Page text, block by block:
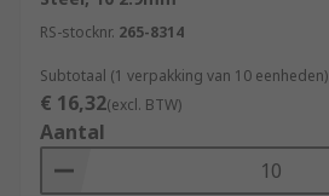
RS-stocknr. 265-8314
Subtotaal (1 verpakking van 10 eenheden)
€ 16,32(excl. BTW)
Aantal